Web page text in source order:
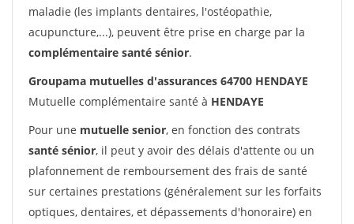
maladie (les implants dentaires, l'ostéopathie,
acupuncture,...), peuvent être prise en charge par la
complémentaire santé sénior.
Groupama mutuelles d'assurances 64700 HENDAYE
Mutuelle complémentaire santé à HENDAYE
Pour une mutuelle senior, en fonction des contrats
santé sénior, il peut y avoir des délais d'attente ou un
plafonnement de remboursement des frais de santé
sur certaines prestations (généralement sur les forfaits
optiques, dentaires, et dépassements d'honoraire) en